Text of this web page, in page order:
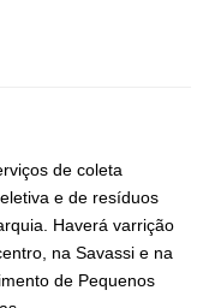
de coleta
e de resíduos
Haverá varrição
na Savassi e na
de Pequenos